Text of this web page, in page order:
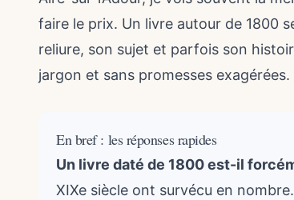
faire le prix. Un livre autour de 1800
reliure, son sujet et parfois son
jargon et sans promesses exagérées.
En bref : les réponses rapides
Un livre daté de 1800 est-il
XIXe siècle ont survécu en